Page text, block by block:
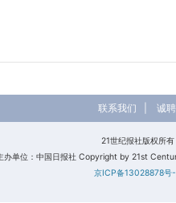
联系我们 诚
21世纪报社版权所
办单位：中国日报社 Copyright by 21st
京ICP备13028878号